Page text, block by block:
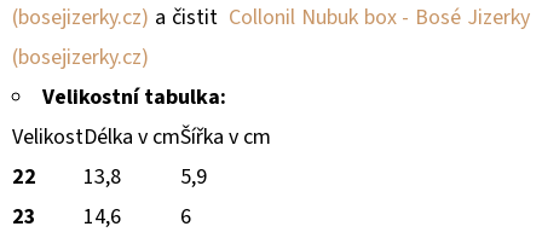
(bosejizerky.cz) a čistit Collonil Nubuk box - Bosé Jizerky
(bosejizerky.cz)
Velikostní tabulka:
VelikostDélka v cmŠířka v cm
22
13,8
5,9
23
14,6
6